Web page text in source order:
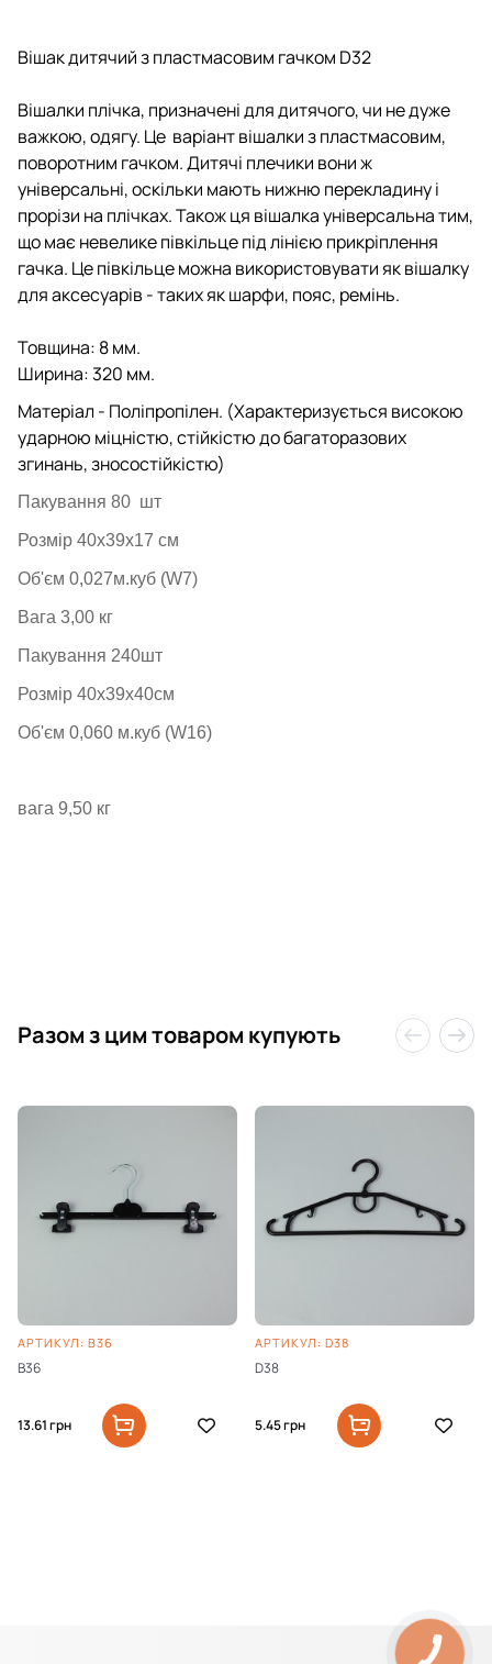
Вішак дитячий з пластмасовим гачком D32
Вішалки плічка, призначені для дитячого, чи не дуже
важкою, одягу. Це варіант вішалки з пластмасовим,
поворотним гачком.Дитячі плечики вони ж
універсальні, оскільки мають нижню перекладину і
прорізи на плічках.Також ця вішалка універсальна тим,
що має невелике півкільце під лінією прикріплення
гачка. Це півкільце можна використовувати як вішалку
для аксесуарів - таких як шарфи, пояс, ремінь.
Товщина: 8 мм.
Ширина: 320 мм.
Матеріал - Поліпропілен. (Характеризується високою
ударною міцністю, стійкістю до багаторазових
згинань, зносостійкістю)
Пакування 80 шт
Розмір 40х39х17 см
Об'єм 0,027м.куб (W7)
Вага 3,00 кг
Пакування 240шт
Розмір 40х39х40см
Об'єм 0,060 м.куб (W16)
вага 9,50 кг
Разом з цим товаром купують
АРТИКУЛ: B36
B36
13.61грн
АРТИКУЛ: D38
D38
5.45грн